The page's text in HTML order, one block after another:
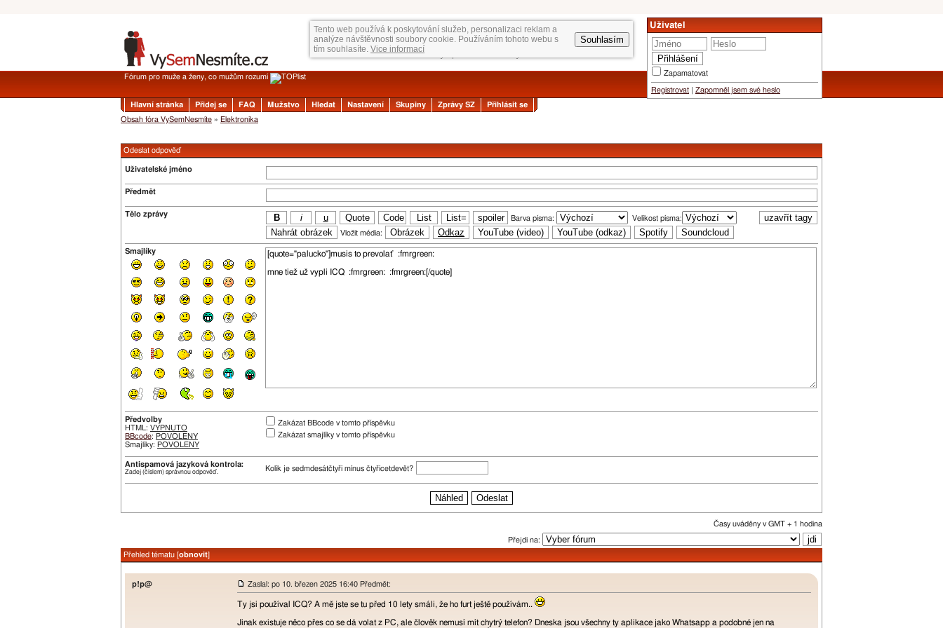
Tento web používá k poskytování služeb, personalizaci reklam a
analýze návštěvnosti soubory cookie. Používáním tohoto webu s
tím souhlasíte. Vice informací
Souhlasím
Uživatel
Zapamatovat
Registrovat Zapomněl jsem své heslo
Fórum pro muže a ženy, co mužům rozumí
Hlavní stránka Přidej se FAQ Mužstvo Hledat Nastavení Skupiny Zprávy SZ
Přihlásit se
Obsah fóra VySemNesmíte » Elektronika
Odeslat odpověď
Uživatelské jméno
Předmět
Tělo zprávy
Barva písma:
Velikost písma:
Vložit média:
Smajlíky
Předvolby
HTML: VYPNUTO
BBcode: POVOLENY
Smajlíky: POVOLENY
Zakázat BBcode v tomto příspěvku
Zakázat smajlíky v tomto příspěvku
Antispamová jazyková kontrola:
Zadej (číslem) správnou odpověď. Kolik je sedmdesátčtyři mínus čtyřicetdevět?
Časy uváděny v GMT + 1 hodina
Přejdi na:
Přehled tématu [obnovit]
p!p@ Zaslal: po 10. březen 2025 16:40 Předmět:
Ty jsi používal ICQ? A mě jste se tu před 10 lety smáli, že ho furt ještě používám..
Jinak existuje něco přes co se dá volat z PC, ale člověk nemusí mít chytrý telefon? Dneska jsou všechny ty aplikace jako Whatsapp a podobné jen na